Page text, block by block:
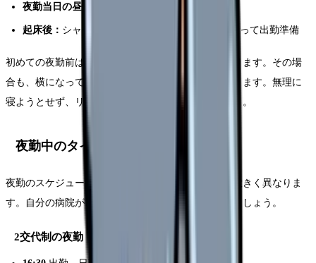
夜勤当日の昼：
起床後： シャワーを浴びて目を覚ます。軽食を取って出勤準備
初めての夜勤前は緊張して仮眠が取れないこともあります。その場
合も、横になって目を閉じているだけで身体は休まります。無理に
寝ようとせず、リラックスすることを意識しましょう。
夜勤中のタイムスケジュール
夜勤のスケジュールは「2交代制」と「3交代制」で大きく異なりま
す。自分の病院がどちらの勤務体制か確認しておきましょう。
2交代制の夜勤（16:30〜翌9:00 / 約16時間）